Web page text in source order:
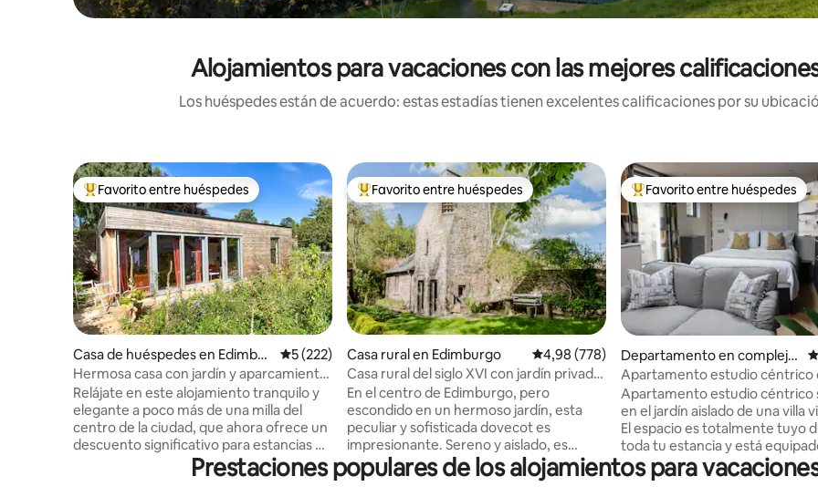
Alojamientos para vacaciones con las mejores
Los huéspedes están de acuerdo: estas estadías tienen excelentes calificaciones por su
Favorito entre los huéspedes más destacados
Favorito entre huéspedes
Casa de huéspedes en Edimbur
go
Calificación promedio: 5 de 5. 222 evaluaciones
5 (222)
Hermosa casa con jardín y aparcamiento
fuera de la calle
Relájate en este alojamiento tranquilo y
elegante a poco más de una milla del
centro de la ciudad, que ahora ofrece un
descuento significativo para estancias de
una semana. Centro ideal para explorar
Edimburgo, para excursiones de un día a
Favorito entre los huéspedes más destacados
Favorito entre huéspedes
Casa rural en Edimburgo Calificación promedio: 4,98 de 5. 778
4,98 (778)
Casa rural del siglo XVI con jardín privado
en Dovecot.
En el centro de Edimburgo, pero
escondido en un hermoso jardín, esta
peculiar y sofisticada dovecot es
impresionante. Sereno y aislado, es
tranquilamente emocionante.
Dormitorio diminuto en la torre; cama
Favorito entre los huéspedes
Favorito entre huéspedes
Departamento en complejo
residencial en Edimburgo
Apartamento estudio céntrico
aparcamiento gratuito
Apartamento estudio céntrico
en el jardín aislado de una villa
El espacio es totalmente tuyo
toda tu estancia y está
ducha a ras de suelo, TV de
plana, horno/microondas
Prestaciones populares de los alojamientos para